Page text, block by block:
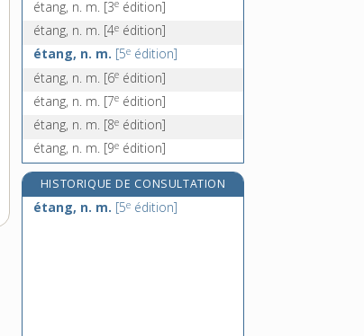
étang, n. m. [3e édition]
étang, n. m. [4e édition]
étang, n. m. [5e édition]
étang, n. m. [6e édition]
étang, n. m. [7e édition]
étang, n. m. [8e édition]
étang, n. m. [9e édition]
HISTORIQUE DE CONSULTATION
étang, n. m. [5e édition]